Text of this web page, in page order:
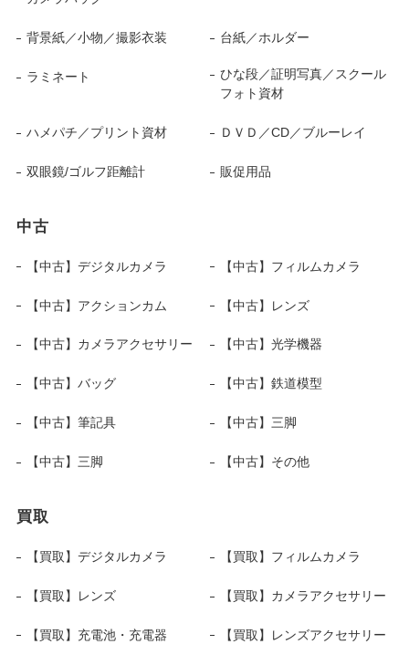
背景紙／小物／撮影衣装 台紙／ホルダー
ラミネート
ひな段／証明写真／スクール
フォト資材
ハメパチ／プリント資材 ＤＶＤ／CD／ブルーレイ
双眼鏡/ゴルフ距離計 販促用品
中古
【中古】デジタルカメラ 【中古】フィルムカメラ
【中古】アクションカム 【中古】レンズ
【中古】カメラアクセサリー 【中古】光学機器
【中古】バッグ 【中古】鉄道模型
【中古】筆記具 【中古】三脚
【中古】三脚 【中古】その他
買取
【買取】デジタルカメラ 【買取】フィルムカメラ
【買取】レンズ 【買取】カメラアクセサリー
【買取】充電池・充電器 【買取】レンズアクセサリー